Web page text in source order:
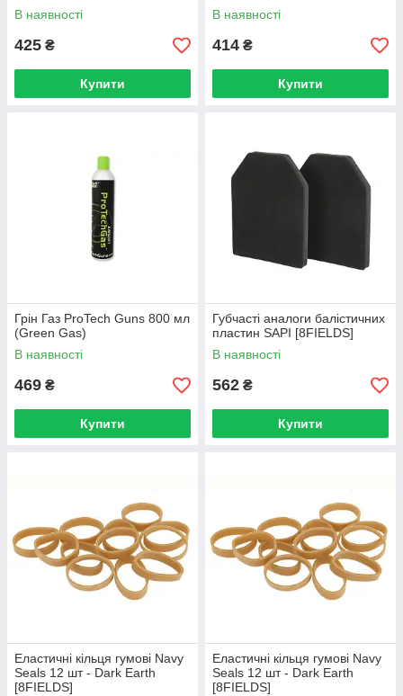
В наявності
425 ₴
Купити
В наявності
414 ₴
Купити
Грін Газ ProTech Guns 800 мл
(Green Gas)
В наявності
469 ₴
Купити
Губчасті аналоги балістичних
пластин SAPI [8FIELDS]
В наявності
562 ₴
Купити
Еластичні кільця гумові Navy
Seals 12 шт - Dark Earth
[8FIELDS]
Еластичні кільця гумові Navy
Seals 12 шт - Dark Earth
[8FIELDS]